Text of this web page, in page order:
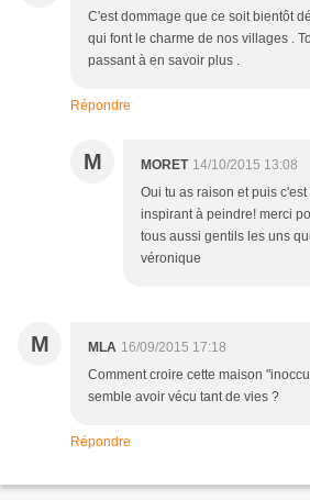
C'est dommage que ce soit bientôt
qui font le charme de nos villages .
passant à en savoir plus .
Répondre
M MORET 14/10/2015 13:08
Oui tu as raison et puis
inspirant à peindre! merci
tous aussi gentils les uns
véronique
M MLA 16/09/2015 17:18
Comment croire cette maison
semble avoir vécu tant de vies ?
Répondre